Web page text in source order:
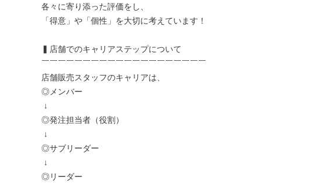
各々に寄り添った評価をし、
「得意」や「個性」を大切に考えています！
▍店舗でのキャリアステップについて
￣￣￣￣￣￣￣￣￣￣￣￣￣￣￣￣￣￣￣￣
店舗販売スタッフのキャリアは、
◎メンバー
◎発注担当者（役割）
◎サブリーダー
◎リーダー